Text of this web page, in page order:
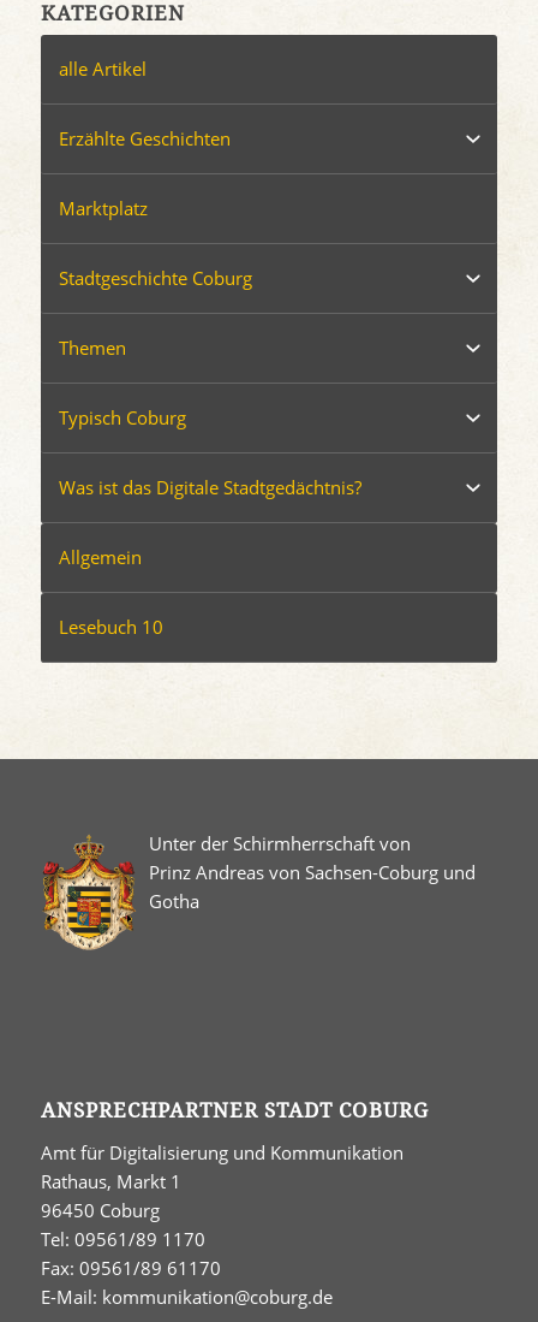
KATEGORIEN
alle Artikel
Erzählte Geschichten
Marktplatz
Stadtgeschichte Coburg
Themen
Typisch Coburg
Was ist das Digitale Stadtgedächtnis?
Allgemein
Lesebuch 10
Unter der Schirmherrschaft von
Prinz Andreas von Sachsen-Coburg und
Gotha
ANSPRECHPARTNER STADT COBURG
Amt für Digitalisierung und Kommunikation
Rathaus, Markt 1
96450 Coburg
Tel: 09561/89 1170
Fax: 09561/89 61170
E-Mail: kommunikation@coburg.de